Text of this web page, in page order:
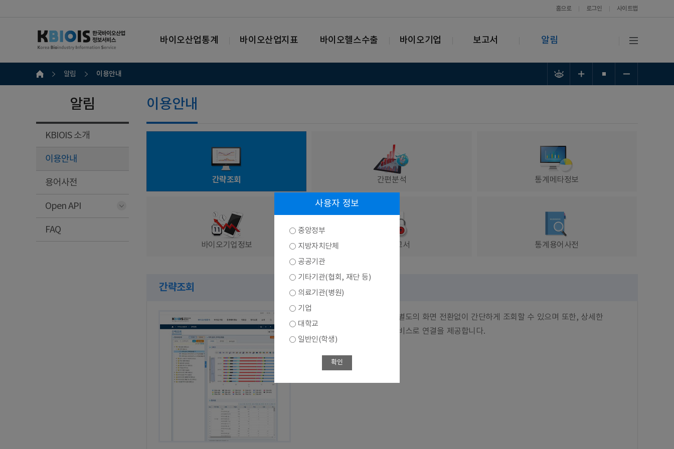
홈으로 로그인 사이트맵
바이오산업통계 바이오산업지표 바이오헬스수출 바이오기업 보고서 알림
알림 이용안내
알림
KBIOIS 소개
이용안내
용어사전
Open API
FAQ
이용안내
간략조회 간편분석 통계메타정보
바이오기업정보 결과보고서 통계용어사전
간략조회
통계표와 통계차트에 대해서 별도의 화면 전환없이 간단하게 조회할 수 있으며 또한, 상세한
간편분석을 위한 간편분석 서비스로 연결을 제공합니다.
사용자 정보
중앙정부
지방자치단체
공공기관
기타기관(협회, 재단 등)
의료기관(병원)
기업
대학교
일반인(학생)
확인